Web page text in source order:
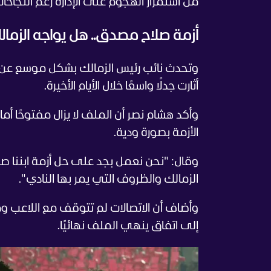
من استمرار الهجوم على الإدارة رغم
أزمة صلاح مصدق.. هل يواجه
وتحدث نائب رئيس الزمالك بشكل موسع عن
أثارت جدلًا واسعًا خلال الأيام الأخيرة.
وأكد هشام نصر أن الملف لا يزال مفتوحًا
الأزمة بصورة ودية.
وقال: "نحن نعمل بجد على حل أزمة ابننا
الزمالك والظروف التي يمر بها النادي".
وأضاف أن الاتصالات لم تتوقف مع اللاعب
إلى اتفاق ينهي الملف نهائيًا.